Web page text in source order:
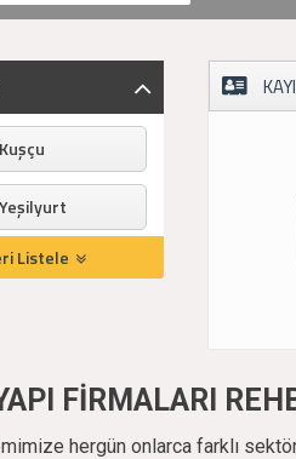
Kuşçu
Yeşilyurt
Listele
FİRMALARI
hergün onlarca farklı